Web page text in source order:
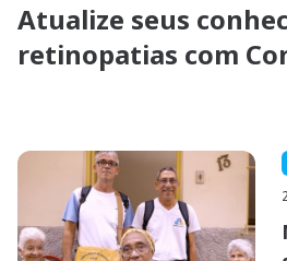
Atualize seus
retinopatias com